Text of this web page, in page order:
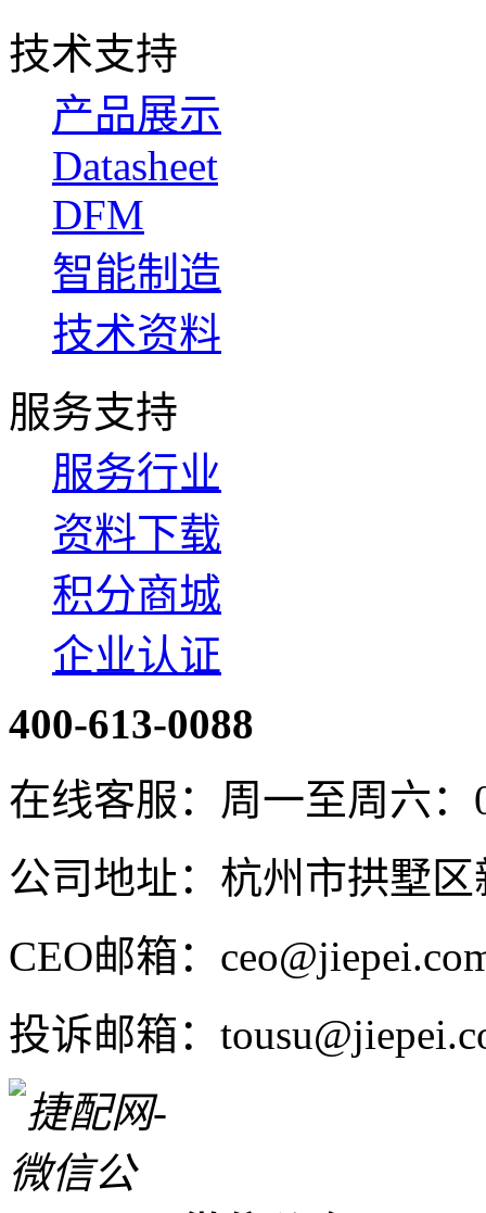
技术支持
产品展示
Datasheet
DFM
智能制造
技术资料
服务支持
服务行业
资料下载
积分商城
企业认证
400-613-0088
在线客服：周一至周六：
公司地址：杭州市拱墅
CEO邮箱：
投诉邮箱：